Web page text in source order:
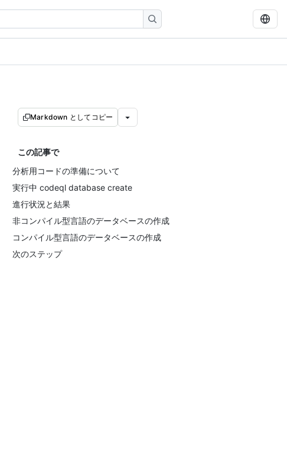
Markdown としてコピー
この記事で
分析用コードの準備について
実行中 codeql database create
進行状況と結果
非コンパイル型言語のデータベースの作成
コンパイル型言語のデータベースの作成
次のステップ